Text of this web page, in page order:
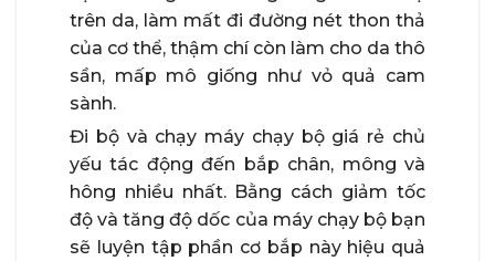
trên da, làm mất đi đường nét thon thả
của cơ thể, thậm chí còn làm cho da thô
sần, mấp mô giống như vỏ quả cam
sành.
Đi bộ và chạy máy chạy bộ giá rẻ chủ
yếu tác động đến bắp chân, mông và
hông nhiều nhất. Bằng cách giảm tốc
độ và tăng độ dốc của máy chạy bộ bạn
sẽ luyện tập phần cơ bắp này hiệu quả